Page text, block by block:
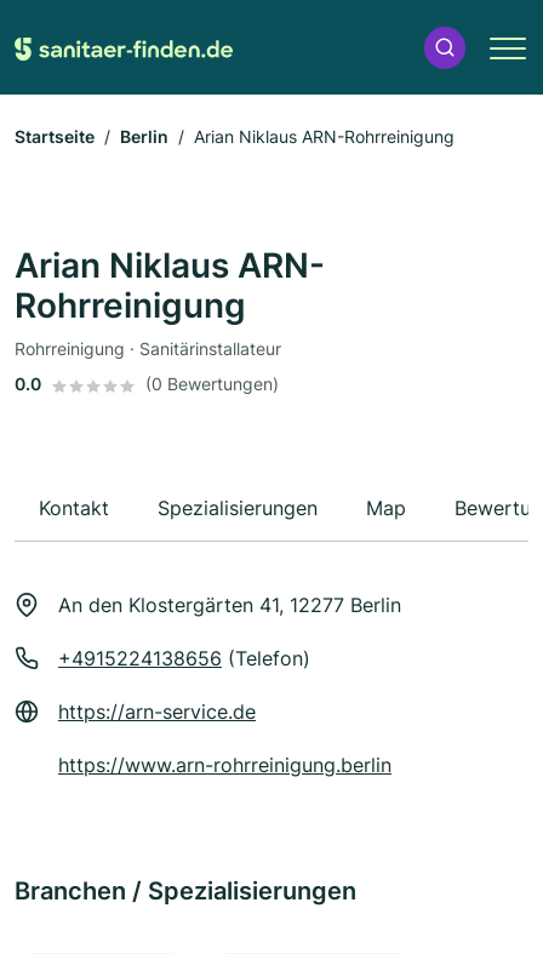
Startseite Berlin Arian Niklaus ARN-Rohrreinigung
Arian Niklaus ARN-
Rohrreinigung
Rohrreinigung · Sanitärinstallateur
0.0
(0 Bewertungen)
Kontakt Spezialisierungen Map
An den Klostergärten 41, 12277 Berlin
+4915224138656 (Telefon)
https://arn-service.de
https://www.arn-rohrreinigung.berlin
Branchen / Spezialisierungen